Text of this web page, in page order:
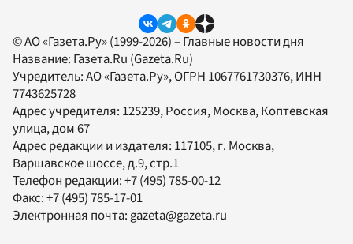
© АО «Газета.Ру» (1999-2026) – Главные новости дня
Название: Газета.Ru (Gazeta.Ru)
Учредитель:АО «Газета.Ру», ОГРН 1067761730376, ИНН
7743625728
Адрес учредителя: 125239, Россия, Москва, Коптевская
улица, дом 67
Адрес редакции и издателя: 117105, г. Москва,
Варшавское шоссе, д.9, стр.1
Телефон редакции:+7 (495) 785-00-12
Факс:+7 (495) 785-17-01
Электронная почта: gazeta@gazeta.ru